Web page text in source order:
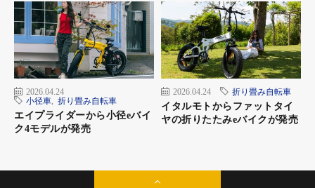
2026.04.24
小径車
折り畳み自転車
エイプライダーから小径eバイ
ク4モデルが発売
2026.04.24 折り畳み自転車
イタルモトからファットタイ
ヤの折りたたみeバイクが発売